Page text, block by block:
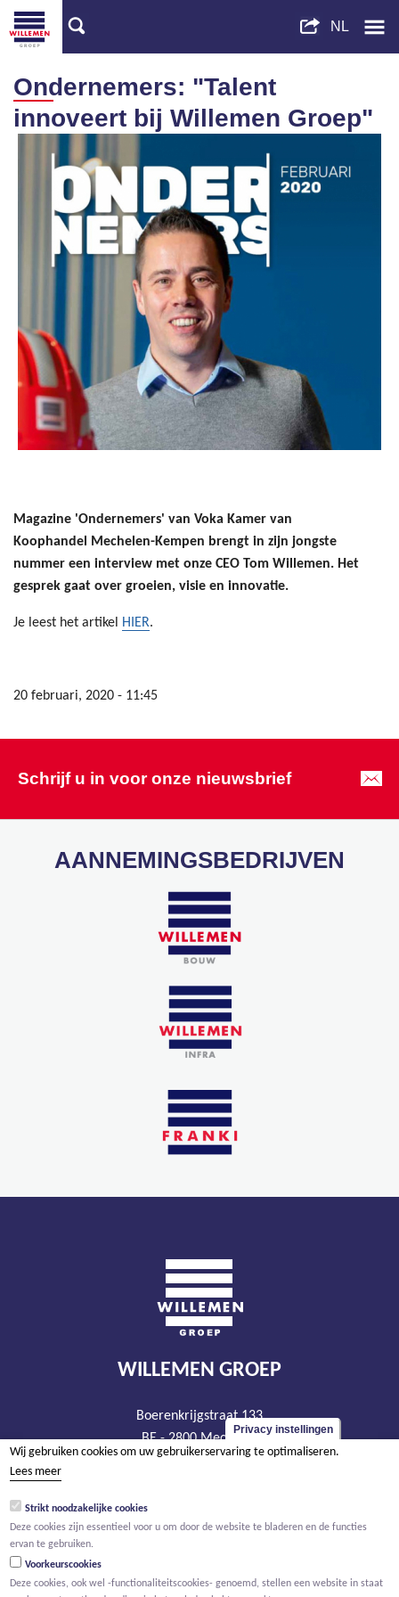
Ondernemers: "Talent
innoveert bij Willemen Groep"
Magazine 'Ondernemers' van Voka Kamer van
Koophandel Mechelen-Kempen brengt in zijn jongste
nummer een interview met onze CEO Tom Willemen. Het
gesprek gaat over groeien, visie en innovatie.
Je leest het artikel HIER.
20 februari, 2020 - 11:45
Schrijf u in voor onze nieuwsbrief
AANNEMINGSBEDRIJVEN
WILLEMEN GROEP
Boerenkrijgstraat 133
BE - 2800 Mechelen
tel +32 15 569 965
BTW BE 0466.256.432
Privacy instellingen
Wij gebruiken cookies om uw gebruikerservaring te optimaliseren.
Lees meer
Strikt noodzakelijke cookies
Deze cookies zijn essentieel voor u om door de website te bladeren en de functies
ervan te gebruiken.
Voorkeurscookies
Deze cookies, ook wel -functionaliteitscookies- genoemd, stellen een website in staat